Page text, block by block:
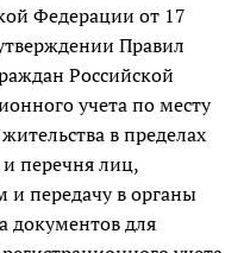
Федерации от 17
Правил
Российской
учета по месту
в пределах
перечня лиц,
и передачу в органы
документов для